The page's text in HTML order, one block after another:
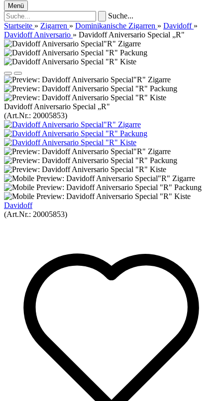
Menü
Suche...
Startseite » Zigarren » Dominikanische Zigarren » Davidoff »
Davidoff Aniversario » Davidoff Aniversario Special „R"
Davidoff Aniversario Special „R"
(Art.Nr.: 20005853)
Davidoff
(Art.Nr.: 20005853)